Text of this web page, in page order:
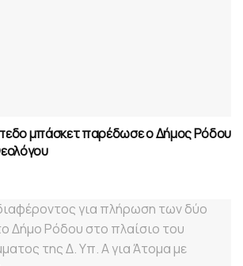
μπάσκετ παρέδωσε ο Δήμος Ρόδου